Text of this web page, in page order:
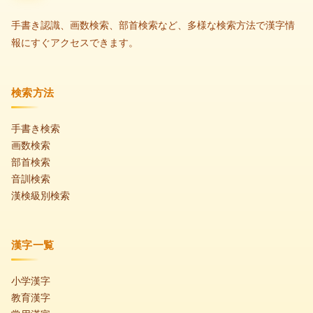
手書き認識、画数検索、部首検索など、多様な検索方法で漢字情
報にすぐアクセスできます。
検索方法
手書き検索
画数検索
部首検索
音訓検索
漢検級別検索
漢字一覧
小学漢字
教育漢字